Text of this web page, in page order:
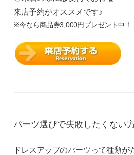
来店予約がオススメです♪
※今なら商品券3,000円プレゼント中！
パーツ選びで失敗したくない方
ドレスアップのパーツって種類が